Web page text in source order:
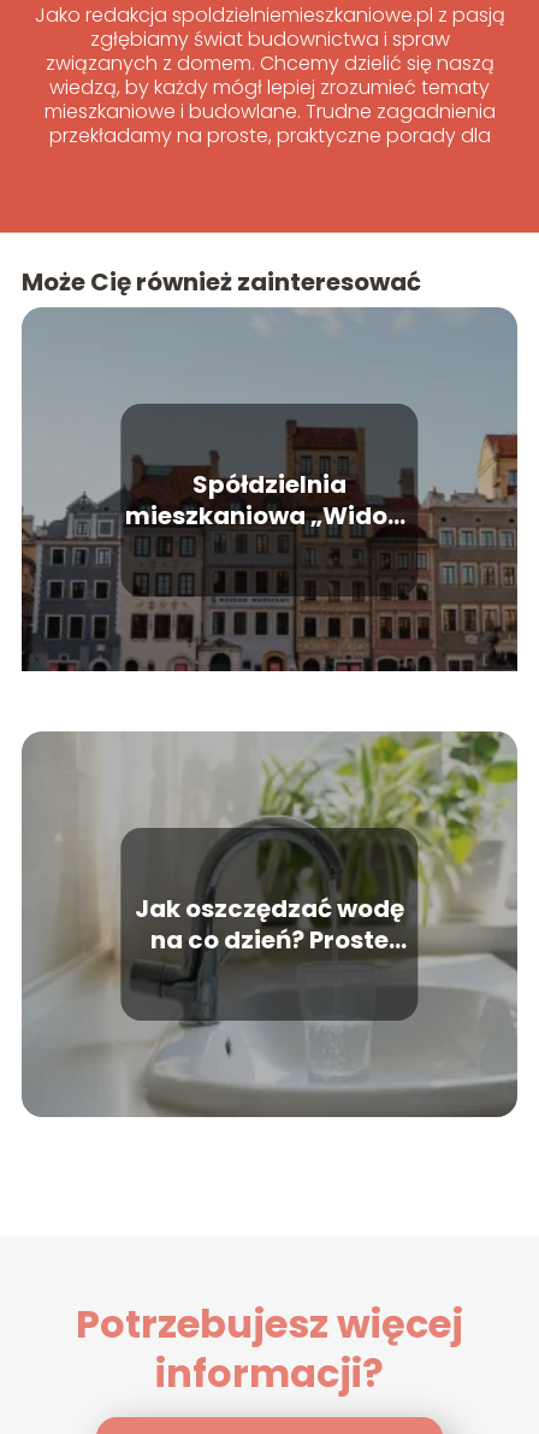
Jako redakcja spoldzielniemieszkaniowe.pl z pasją
zgłębiamy świat budownictwa i spraw
związanych z domem. Chcemy dzielić się naszą
wiedzą, by każdy mógł lepiej zrozumieć tematy
mieszkaniowe i budowlane. Trudne zagadnienia
przekładamy na proste, praktyczne porady dla
Może Cię również zainteresować
Spółdzielnia
mieszkaniowa „Widok”
w Krakowie
Jak oszczędzać wodę
na co dzień? Proste
sposoby dla każdego
Potrzebujesz więcej
informacji?